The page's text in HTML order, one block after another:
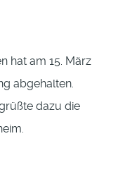
hat am 15. März
abgehalten.
dazu die